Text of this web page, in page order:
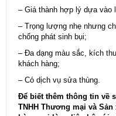
– Giá thành hợp lý dựa vào
– Trọng lượng nhẹ nhưng
chống phát sinh bụi;
– Đa dạng màu sắc, kích
khách hàng;
– Có dịch vụ sửa thùng.
Để biết thêm thông tin về
TNHH Thương mại và